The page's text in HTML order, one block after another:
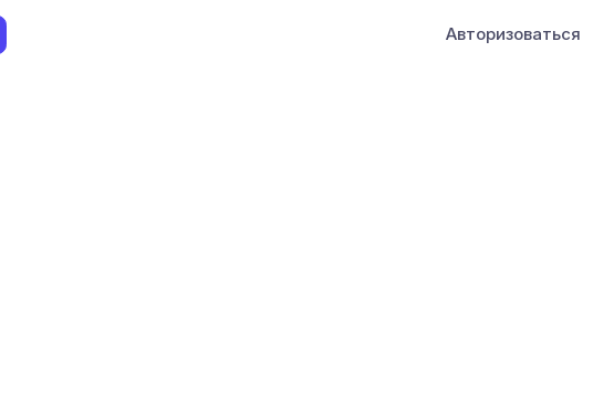
Авторизоваться